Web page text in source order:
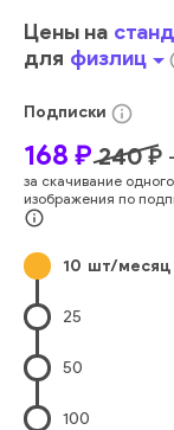
Обрамление
Зеркало
Потолок
Фоновые
Угол - Место
Шотландка
Внешний Вид
Городская Жизнь
Геометрическая
Свет
современный
свет
геометрический
помещение
Цены на
для физлицarrow_drop_down
Подписки info_outline
168 ₽ 240₽
за скачивание одного
изображения по
info_outline
10 шт/месяц
25
50
100